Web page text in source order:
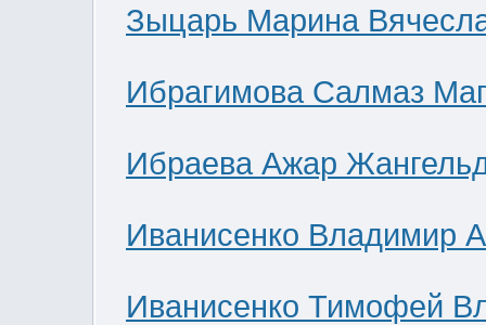
Зыцарь Марина
Ибрагимова Салмаз
Ибраева Ажар
Иванисенко Владимир
Иванисенко Тимофей